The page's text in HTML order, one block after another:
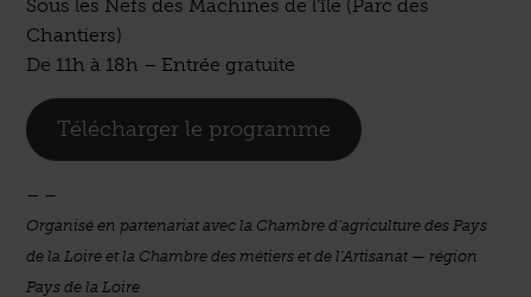
Sous les Nefs des Machines de l’île (Parc des
Chantiers)
De 11h à 18h – Entrée gratuite
Télécharger le programme
– –
Organisé en partenariat avec la Chambre d’agriculture des Pays
de la Loire et la Chambre des métiers et de l’Artisanat — région
Pays de la Loire